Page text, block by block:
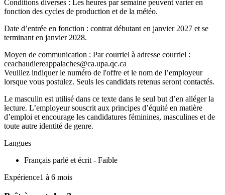
Conditions diverses : Les heures par semaine peuvent varier en
fonction des cycles de production et de la météo.
Date d’entrée en fonction : contrat débutant en janvier 2027 et se
terminant en janvier 2028.
Moyen de communication : Par courriel à adresse courriel :
ceachaudiereappalaches@ca.upa.qc.ca
Veuillez indiquer le numéro de l'offre et le nom de l’employeur
lorsque vous postulez. Seuls les candidats retenus seront contactés.
Le masculin est utilisé dans ce texte dans le seul but d’en alléger la
lecture. L’employeur souscrit aux principes d’équité en matière
d’emploi et encourage les candidatures féminines, masculines et de
toute autre identité de genre.
Langues
Français parlé et écrit - Faible
Expérience1 à 6 mois